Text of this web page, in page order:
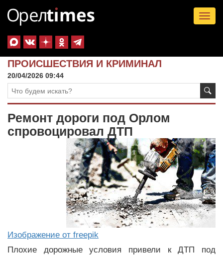
ПРОИСШЕСТВИЯ И КРИМИНАЛ
20/04/2026 09:44
Ремонт дороги под Орлом
спровоцировал ДТП
Изображение от freepik
Плохие дорожные условия привели к ДТП под